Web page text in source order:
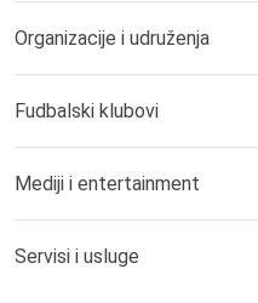
Organizacije i udruženja
Fudbalski klubovi
Mediji i entertainment
Servisi i usluge